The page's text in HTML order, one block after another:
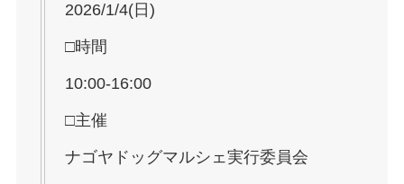
2026/1/4(日)
□時間
10:00-16:00
□主催
ナゴヤドッグマルシェ実行委員会